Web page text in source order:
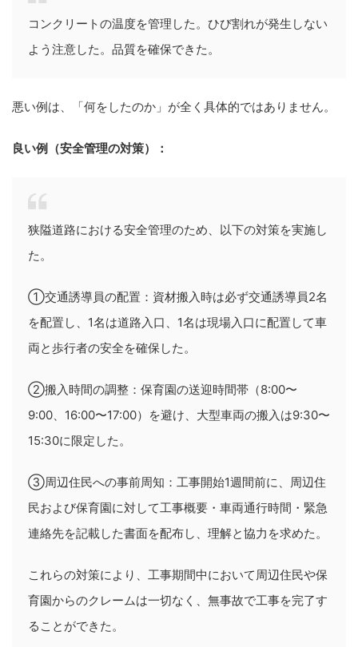
コンクリートの温度を管理した。ひび割れが発生しない
よう注意した。品質を確保できた。
悪い例は、「何をしたのか」が全く具体的ではありません。
良い例（安全管理の対策）：
狭隘道路における安全管理のため、以下の対策を実施し
た。
①交通誘導員の配置：資材搬入時は必ず交通誘導員2名
を配置し、1名は道路入口、1名は現場入口に配置して車
両と歩行者の安全を確保した。
②搬入時間の調整：保育園の送迎時間帯（8:00〜
9:00、16:00〜17:00）を避け、大型車両の搬入は9:30〜
15:30に限定した。
③周辺住民への事前周知：工事開始1週間前に、周辺住
民および保育園に対して工事概要・車両通行時間・緊急
連絡先を記載した書面を配布し、理解と協力を求めた。
これらの対策により、工事期間中において周辺住民や保
育園からのクレームは一切なく、無事故で工事を完了す
ることができた。